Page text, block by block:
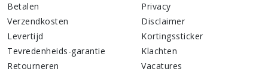
Betalen
Verzendkosten
Levertijd
Tevredenheids-garantie
Retourneren
Privacy
Disclaimer
Kortingssticker
Klachten
Vacatures